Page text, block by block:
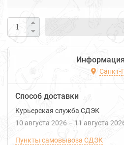
Санкт-
Способ доставки
Курьерская служба СДЭК
10 августа 2026 – 11 августа
Пункты самовывоза СДЭК